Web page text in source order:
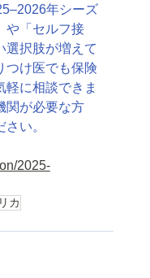
年シーズ
や「セルフ接
選択肢が増えて
つけ医でも保険
軽に相談できま
関が必要な方
い。
2025-
カ